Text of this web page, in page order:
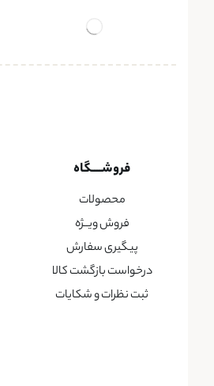
فروشــــگاه
محصولات
فروش ویــژه
پیگیری سفارش
درخواست بازگشت کالا
ثبت نظرات و شکایات